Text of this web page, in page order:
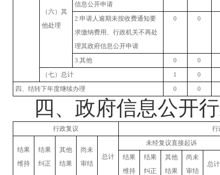
（六）其
他处理
信息公开申请
2.申请人逾期未按收费通知要
求缴纳费用、行政机关不再处
理其政府信息公开申请
0 0
3.其他 0
0
（七）总计
1
0
四、结转下年度继续办理
0 0
四、政府信息公开
行政复议 行
结果
维持
结果
纠正
其他
结果
尚未
审结
总计
未经复议直接起诉
结果
维持
结果
纠正
其他
结果
尚未
审结
总计